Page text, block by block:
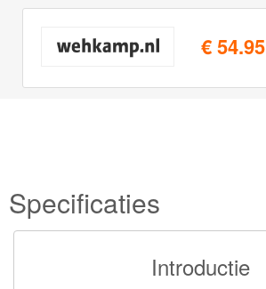
€ 54.95
Specificaties
Introductie